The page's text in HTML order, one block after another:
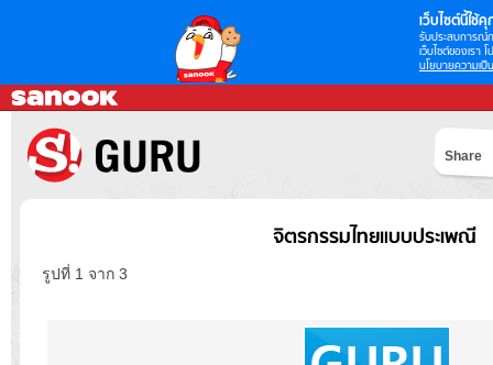
เว็บไซต์นี้ใช้คุ
รับประสบการณ์
เว็บไซต์ของเรา
นโยบายความเป็
Share
จิตรกรรมไทยแบบประเพณี
รูปที่ 1 จาก 3